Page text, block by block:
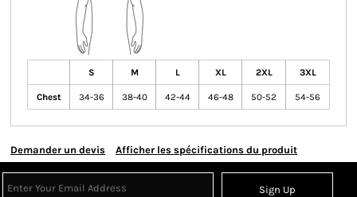
S M L XL 2XL 3XL
Chest 34-36 38-40 42-44 46-48 50-52 54-56
Demander un devis Afficher les spécifications du produit
Sign Up